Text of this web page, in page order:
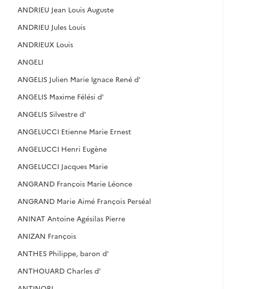
ANDRIEU Jean Louis Auguste
ANDRIEU Jules Louis
ANDRIEUX Louis
ANGELI
ANGELIS Julien Marie Ignace René d'
ANGELIS Maxime Félési d'
ANGELIS Silvestre d'
ANGELUCCI Etienne Marie Ernest
ANGELUCCI Henri Eugène
ANGELUCCI Jacques Marie
ANGRAND François Marie Léonce
ANGRAND Marie Aimé François Perséal
ANINAT Antoine Agésilas Pierre
ANIZAN François
ANTHES Philippe, baron d'
ANTHOUARD Charles d'